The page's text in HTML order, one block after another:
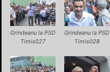
Grindeanu la PSD
Timis027
Grindeanu la PSD
Timis028